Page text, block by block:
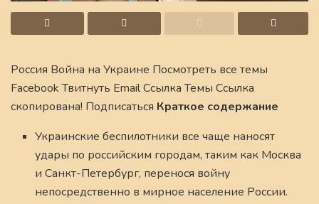
Россия Война на Украине Посмотреть все темы
Facebook Твитнуть Email Ссылка Темы Ссылка
скопирована! Подписаться Краткое содержание
Украинские беспилотники все чаще наносят
удары по российским городам, таким как Москва
и Санкт-Петербург, перенося войну
непосредственно в мирное население России.